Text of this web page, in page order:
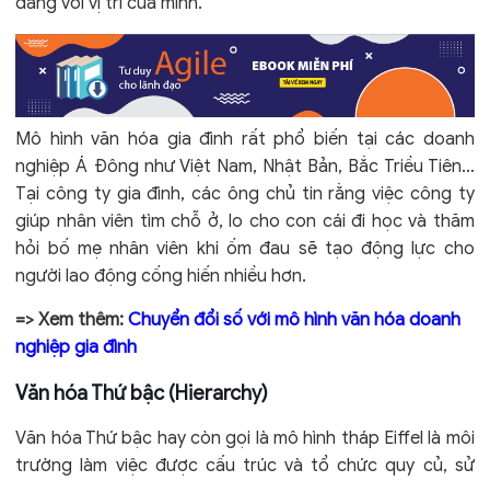
Mô hình văn hóa gia đình rất phổ biến tại các doanh
nghiệp Á Đông như Việt Nam, Nhật Bản, Bắc Triều Tiên…
Tại công ty gia đình, các ông chủ tin rằng việc công ty
giúp nhân viên tìm chỗ ở, lo cho con cái đi học và thăm
hỏi bố mẹ nhân viên khi ốm đau sẽ tạo động lực cho
người lao động cống hiến nhiều hơn.
=> Xem thêm:Chuyển đổi số với mô hình văn hóa doanh
nghiệp gia đình
Văn hóa Thứ bậc (Hierarchy)
Văn hóa Thứ bậc hay còn gọi là mô hình tháp Eiffel là môi
trường làm việc được cấu trúc và tổ chức quy củ, sử